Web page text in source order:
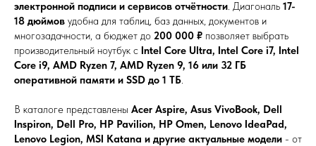
электронной подписи и сервисов отчётности. Диагональ 17-
18 дюймов удобна для таблиц, баз данных, документов и
многозадачности, а бюджет до 200 000 ₽ позволяет выбрать
производительный ноутбук с Intel Core Ultra, Intel Core i7, Intel
Core i9, AMD Ryzen 7, AMD Ryzen 9, 16 или 32 ГБ
оперативной памяти и SSD до 1 ТБ.
В каталоге представлены Acer Aspire, Asus VivoBook, Dell
Inspiron, Dell Pro, HP Pavilion, HP Omen, Lenovo IdeaPad,
Lenovo Legion, MSI Katana и другие актуальные модели - от